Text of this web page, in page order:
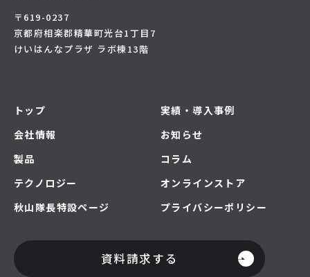
〒619-0237
京都府相楽郡精華町光台1丁目7
けいはんなプラザ ラボ棟13階
トップ
会社情報
製品
テクノロジー
秋山隊長特設ページ
実績・導入事例
お知らせ
コラム
オンラインストア
プライバシーポリシー
資料請求する